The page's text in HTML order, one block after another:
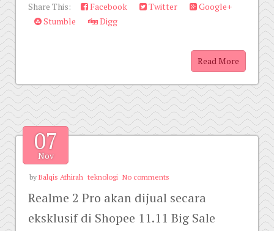
Share This:
Facebook Twitter
Google+
Stumble
Digg
Read More
07
Nov
by Balqis Athirah teknologi No comments
Realme 2 Pro akan dijual secara
eksklusif di Shopee 11.11 Big Sale